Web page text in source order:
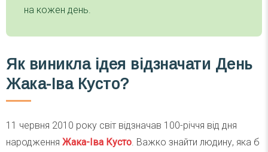
на кожен день.
Як виникла ідея відзначати День
Жака-Іва Кусто?
11 червня 2010 року світ відзначав 100-річчя від дня
народження Жака-Іва Кусто . Важко знайти людину, яка б